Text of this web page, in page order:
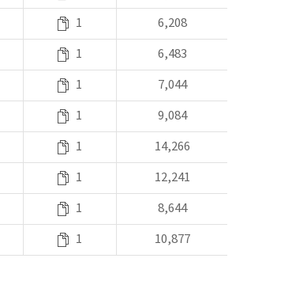
1 6,208
1 6,483
1 7,044
1 9,084
1 14,266
1 12,241
1 8,644
1 10,877